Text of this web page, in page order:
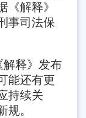
《解释》
事司法保
释》发布
能还有更
持续关
规。